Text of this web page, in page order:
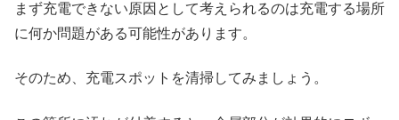
まず充電できない原因として考えられるのは充電する場所
に何か問題がある可能性があります。
そのため、充電スポットを清掃してみましょう。